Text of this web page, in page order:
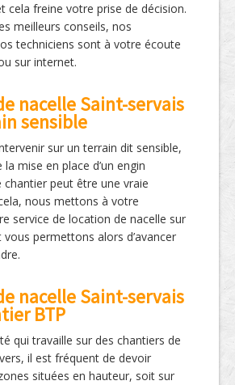
cela freine votre prise de décision.
meilleurs conseils, nos
techniciens sont à votre écoute
sur internet.
nacelle Saint-servais
sensible
sur un terrain dit sensible,
mise en place d’un engin
chantier peut être une vraie
nous mettons à votre
service de location de nacelle sur
vous permettons alors d’avancer
nacelle Saint-servais
BTP
qui travaille sur des chantiers de
il est fréquent de devoir
situées en hauteur, soit sur